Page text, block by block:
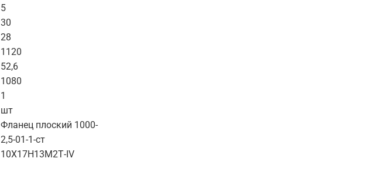
5
30
28
1120
52,6
1080
1
шт
Фланец плоский 1000-
2,5-01-1-ст
10Х17Н13М2Т-IV